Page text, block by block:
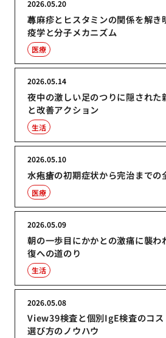
蕁麻疹とヒスタミンの関係を解き
疫学と分子メカニズム
2026.05.20
医療
夜中の激しい足のつりに隠された
と改善アクション
2026.05.14
生活
水疱瘡の初期症状から完治までの
2026.05.10
医療
朝の一歩目にかかとの激痛に襲わ
復への道のり
2026.05.09
生活
View39検査と個別IgE検査のコス
選び方のノウハウ
2026.05.08